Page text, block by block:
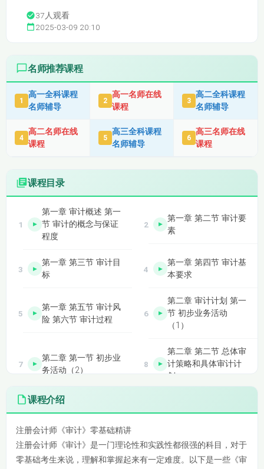
37 人观看
2025-03-09 20:10
名师推荐课程
1
高一全科课程
名师辅导
2
高一名师在线
课程
3
高二全科课程
名师辅导
4
高二名师在线
课程
5
高三全科课程
名师辅导
6
高三名师在线
课程
课程目录
第一章 审计概述 第一
节 审计的概念与保证
程度
第一章 第二节 审计要
素
第一章 第三节 审计目
标
第一章 第四节 审计基
本要求
第一章 第五节 审计风
险 第六节 审计过程
第二章 审计计划 第一
节 初步业务活动
（1）
第二章 第一节 初步业
务活动（2）
第二章 第二节 总体审
计策略和具体审计计
划
第二章 第三节 重要性
（1）
性（2）
第二章 第三节 重要
第二章 第三节 重要
课程介绍
注册会计师《审计》零基础精讲
注册会计师《审计》是一门理论性和实践性都很强的科目，对于
零基础考生来说，理解和掌握起来有一定难度。以下是一些《审